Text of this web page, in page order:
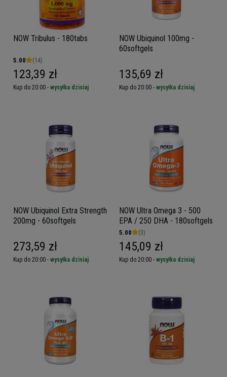
NOW Tribulus - 180tabs
5.00 (14)
123,39 zł
Kup do 20:00 - wysyłka dzisiaj
NOW Ubiquinol 100mg -
60softgels
135,69 zł
Kup do 20:00 - wysyłka dzisiaj
NOW Ubiquinol Extra Strength
200mg - 60softgels
273,59 zł
Kup do 20:00 - wysyłka dzisiaj
NOW Ultra Omega 3 - 500
EPA / 250 DHA - 180softgels
5.00 (3)
145,09 zł
Kup do 20:00 - wysyłka dzisiaj